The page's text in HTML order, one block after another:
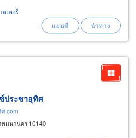
เตอรี่
ประชาอุทิศ
.com
พมหานคร 10140